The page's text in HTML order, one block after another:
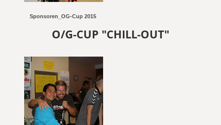
Sponsoren_OG-Cup 2015
O/G-CUP "CHILL-OUT"